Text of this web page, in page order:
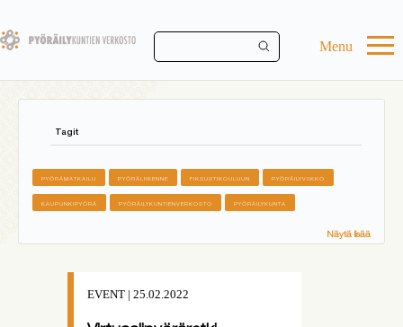
main
Menu
Tagit
PYÖRÄMATKAILU PYÖRÄLIIKENNE FIKSUSTIKOULUUN PYÖRÄILYVIIKKO
KAUPUNKIPYÖRÄ PYÖRÄILYKUNTIENVERKOSTO PYÖRÄILYKUNTA
Näytä lisää
EVENT | 25.02.2022